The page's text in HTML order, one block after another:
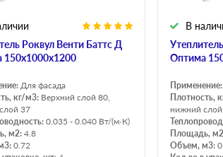
Роквул Венти Баттс Д
150х1000х1200
Для фасада
кг/м3: Верхний слой 80,
37
0.035 - 0.040 Вт/(м·К)
м2: 4.8
0.72
Оптима
В
Применение:
Плотность,
нижний
Площадь,
Объем, м3: